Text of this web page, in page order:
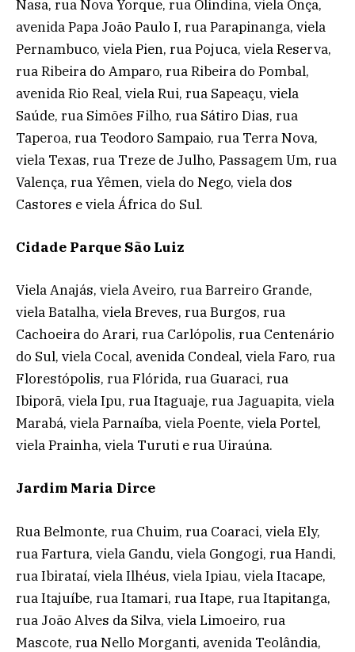
Nasa, rua Nova Yorque, rua Olindina, viela Onça,
avenida Papa João Paulo I, rua Parapinanga, viela
Pernambuco, viela Pien, rua Pojuca, viela Reserva,
rua Ribeira do Amparo, rua Ribeira do Pombal,
avenida Rio Real, viela Rui, rua Sapeaçu, viela
Saúde, rua Simões Filho, rua Sátiro Dias, rua
Taperoa, rua Teodoro Sampaio, rua Terra Nova,
viela Texas, rua Treze de Julho, Passagem Um, rua
Valença, rua Yêmen, viela do Nego, viela dos
Castores e viela África do Sul.
Cidade Parque São Luiz
Viela Anajás, viela Aveiro, rua Barreiro Grande,
viela Batalha, viela Breves, rua Burgos, rua
Cachoeira do Arari, rua Carlópolis, rua Centenário
do Sul, viela Cocal, avenida Condeal, viela Faro, rua
Florestópolis, rua Flórida, rua Guaraci, rua
Ibiporã, viela Ipu, rua Itaguaje, rua Jaguapita, viela
Marabá, viela Parnaíba, viela Poente, viela Portel,
viela Prainha, viela Turuti e rua Uiraúna.
Jardim Maria Dirce
Rua Belmonte, rua Chuim, rua Coaraci, viela Ely,
rua Fartura, viela Gandu, viela Gongogi, rua Handi,
rua Ibirataí, viela Ilhéus, viela Ipiau, viela Itacape,
rua Itajuíbe, rua Itamari, rua Itape, rua Itapitanga,
rua João Alves da Silva, viela Limoeiro, rua
Mascote, rua Nello Morganti, avenida Teolândia,